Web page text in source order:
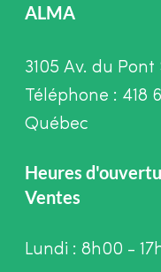
ALMA
3105 Av. du Pont
Téléphone : 418
Québec
Heures
Ventes
Lundi : 8h00 -